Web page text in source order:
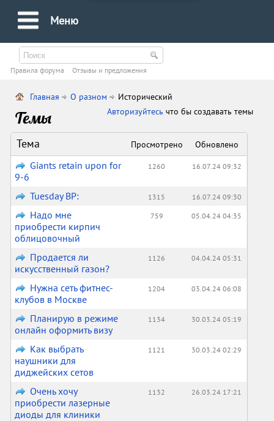
Меню
Правила форума Oтзывы и предложения
Главная О разном
Исторический
Авторизуйтесь что бы создавать темы
Темы
Тема Просмотрено Обновлено
Giants retain upon for
9-6
1260 16.07.24 09:32
Tuesday BP: 1315 16.07.24 09:30
Надо мне
приобрести кирпич
облицовочный
759 05.04.24 04:35
Продается ли
искусственный газон?
1126 04.04.24 05:31
Нужна сеть фитнес-
клубов в Москве
1204 03.04.24 06:08
Планирую в режиме
онлайн оформить визу
1134 30.03.24 05:19
Как выбрать
наушники для
диджейских сетов
1121 30.03.24 02:29
Очень хочу
приобрести лазерные
диоды для клиники
1132 26.03.24 17:21